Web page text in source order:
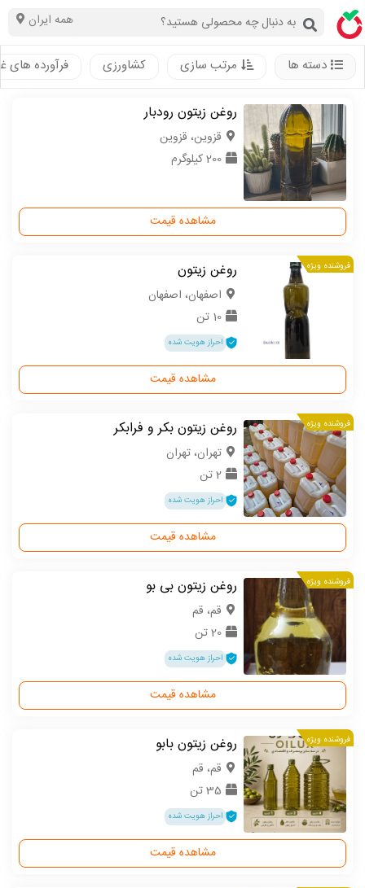
همه ایران
دسته ها مرتب سازی کشاورزی فرآورده های
روغن زیتون رودبار
قزوین، قزوین
200 کیلوگرم
مشاهده قیمت
فروشنده ویژه روغن زیتون
اصفهان، اصفهان
10 تن
احراز هویت شده
مشاهده قیمت
فروشنده ویژه روغن زیتون بکر و فرابکر
تهران، تهران
2 تن
احراز هویت شده
مشاهده قیمت
فروشنده ویژه روغن زیتون بی بو
قم، قم
20 تن
احراز هویت شده
مشاهده قیمت
فروشنده ویژه روغن زیتون بابو
قم، قم
35 تن
احراز هویت شده
مشاهده قیمت